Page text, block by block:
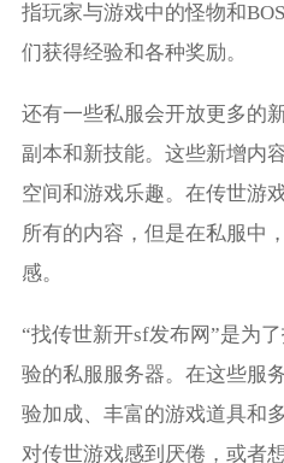
指玩家与游戏中的怪物和
们获得经验和各种奖励。
还有一些私服会开放更多的
副本和新技能。这些新增内
空间和游戏乐趣。在传世游
所有的内容，但是在私服中
感。
“找传世新开sf发布网”是为
验的私服服务器。在这些服
验加成、丰富的游戏道具和
对传世游戏感到厌倦，或者